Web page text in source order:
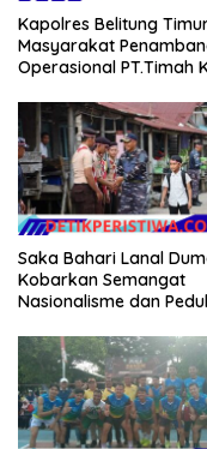
Kapolres Belitung
Masyarakat
Operasional PT.Timah
Saka Bahari Lanal
Kobarkan Semangat
Nasionalisme dan